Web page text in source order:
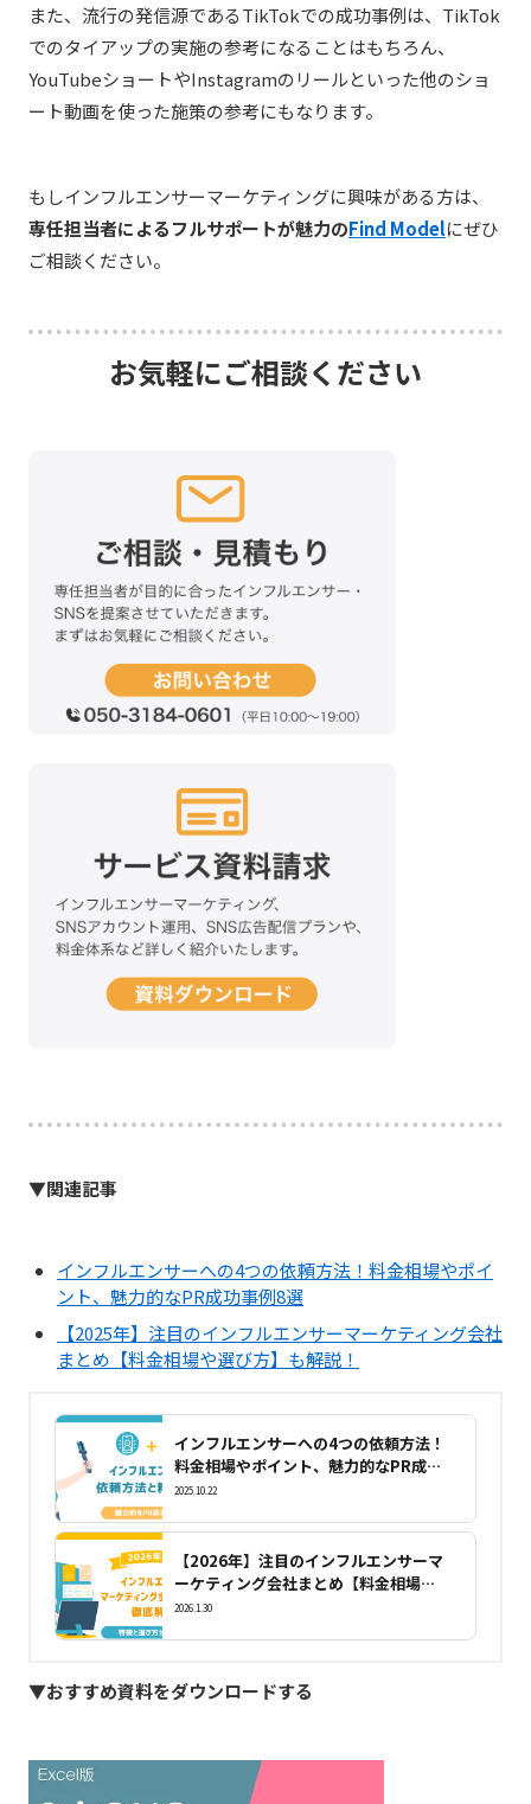
また、流行の発信源であるTikTokでの成功事例は、TikTok
でのタイアップの実施の参考になることはもちろん、
YouTubeショートやInstagramのリールといった他のショ
ート動画を使った施策の参考にもなります。
もしインフルエンサーマーケティングに興味がある方は、
専任担当者によるフルサポートが魅力のFind Modelにぜひ
ご相談ください。
お気軽にご相談ください
▼関連記事
インフルエンサーへの4つの依頼方法！料金相場やポイ
ント、魅力的なPR成功事例8選
【2025年】注目のインフルエンサーマーケティング会社
まとめ【料金相場や選び方】も解説！
インフルエンサーへの4つの依頼方法！
料金相場やポイント、魅力的なPR成功
事例8選
2025.10.22
【2026年】注目のインフルエンサーマ
ーケティング会社まとめ【料金相場や
選び方】も解説！
2026.1.30
▼おすすめ資料をダウンロードする